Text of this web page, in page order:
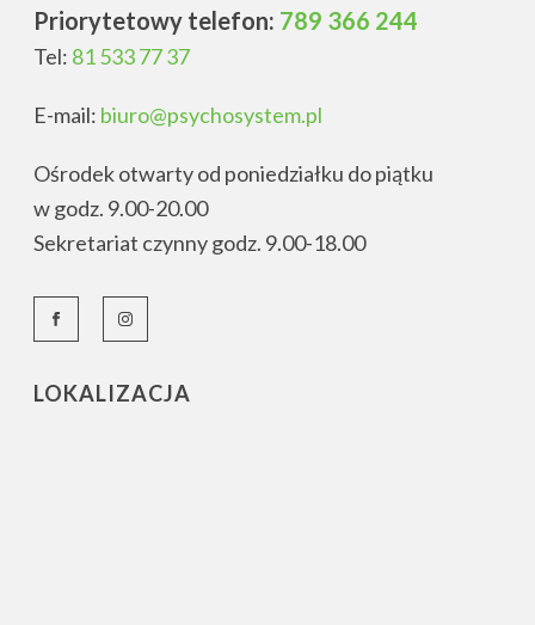
Priorytetowy telefon: 789 366 244
Tel: 81 533 77 37
E-mail: biuro@psychosystem.pl
Ośrodek otwarty od poniedziałku do piątku
w godz. 9.00-20.00
Sekretariat czynny godz. 9.00-18.00
LOKALIZACJA